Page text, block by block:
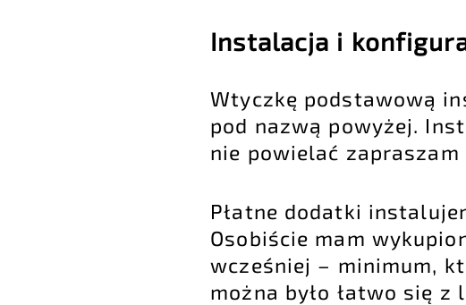
Instalacja i
Wtyczkę podstawową
pod nazwą powyżej.
nie powielać zapraszam
Płatne dodatki
Osobiście mam
wcześniej – minimum,
można było łatwo się